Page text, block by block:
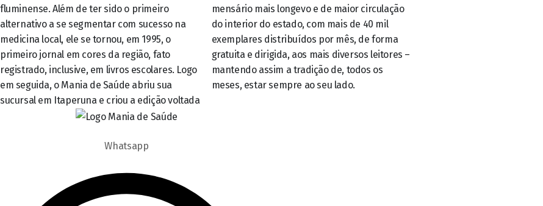
fluminense. Além de ter sido o primeiro
alternativo a se segmentar com sucesso na
medicina local, ele se tornou, em 1995, o
primeiro jornal em cores da região, fato
registrado, inclusive, em livros escolares. Logo
em seguida, o Mania de Saúde abriu sua
sucursal em Itaperuna e criou a edição voltada
mensário mais longevo e de maior circulação
do interior do estado, com mais de 40 mil
exemplares distribuídos por mês, de forma
gratuita e dirigida, aos mais diversos leitores –
mantendo assim a tradição de, todos os
meses, estar sempre ao seu lado.
Whatsapp